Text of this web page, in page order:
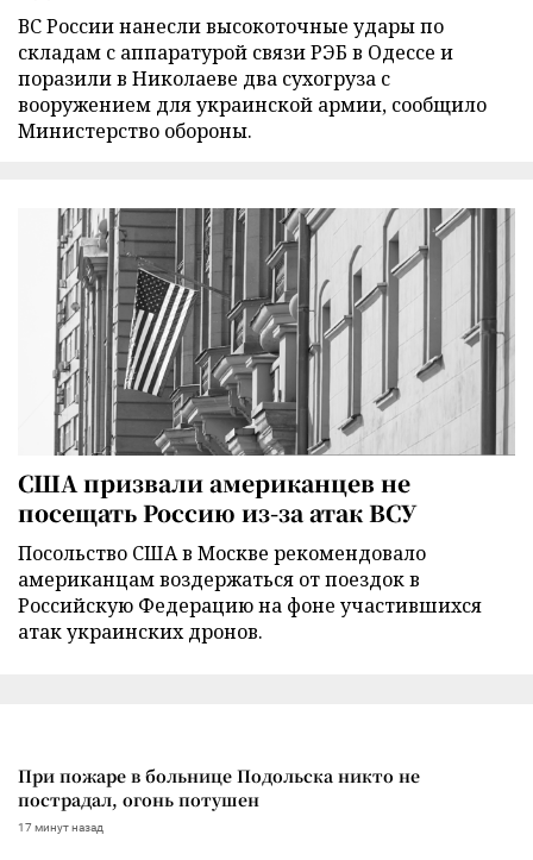
ВС России нанесли высокоточные удары по
складам с аппаратурой связи РЭБ в Одессе и
поразили в Николаеве два сухогруза с
вооружением для украинской армии, сообщило
Министерство обороны.
США призвали американцев не
посещать Россию из-за атак ВСУ
Посольство США в Москве рекомендовало
американцам воздержаться от поездок в
Российскую Федерацию на фоне участившихся
атак украинских дронов.
При пожаре в больнице Подольска никто не
пострадал, огонь потушен
17 минут назад